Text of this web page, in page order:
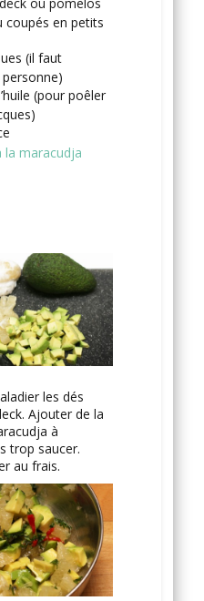
coupés en petits
(il faut
(pour poêler
la maracudja
les dés
Ajouter de la
à
trop saucer.
au frais.